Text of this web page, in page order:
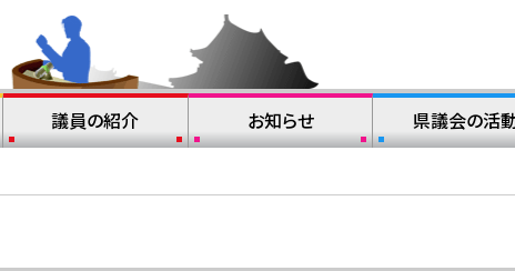
議員の紹介 お知らせ 県議会の活